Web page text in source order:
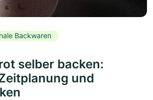
Backwaren
selber backen:
und